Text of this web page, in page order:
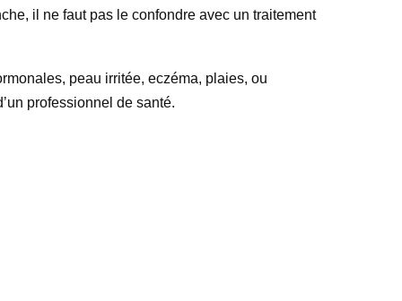
il ne faut pas le confondre avec un traitement
peau irritée, eczéma, plaies, ou
professionnel de santé.